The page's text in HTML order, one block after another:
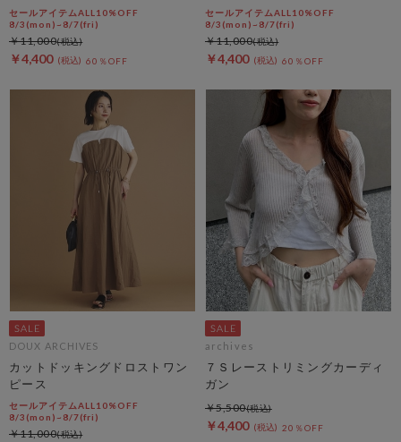
パンツ
セールアイテムALL10%OFF
8/3(mon)~8/7(fri)
￥4,400 60％OFF
￥11,000
セールアイテムALL10%OFF
8/3(mon)~8/7(fri)
￥4,400 60％OFF
￥11,000
DOUX ARCHIVES
カットドッキングドロストワン
ピース
セールアイテムALL10%OFF
8/3(mon)~8/7(fri)
￥11,000
archives
７Ｓレーストリミングカーディ
ガン
￥4,400 20％OFF
￥5,500